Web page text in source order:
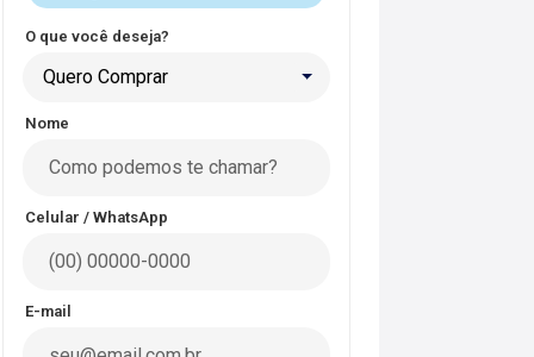
O que você deseja?
Quero Comprar
Nome
Celular / WhatsApp
E-mail